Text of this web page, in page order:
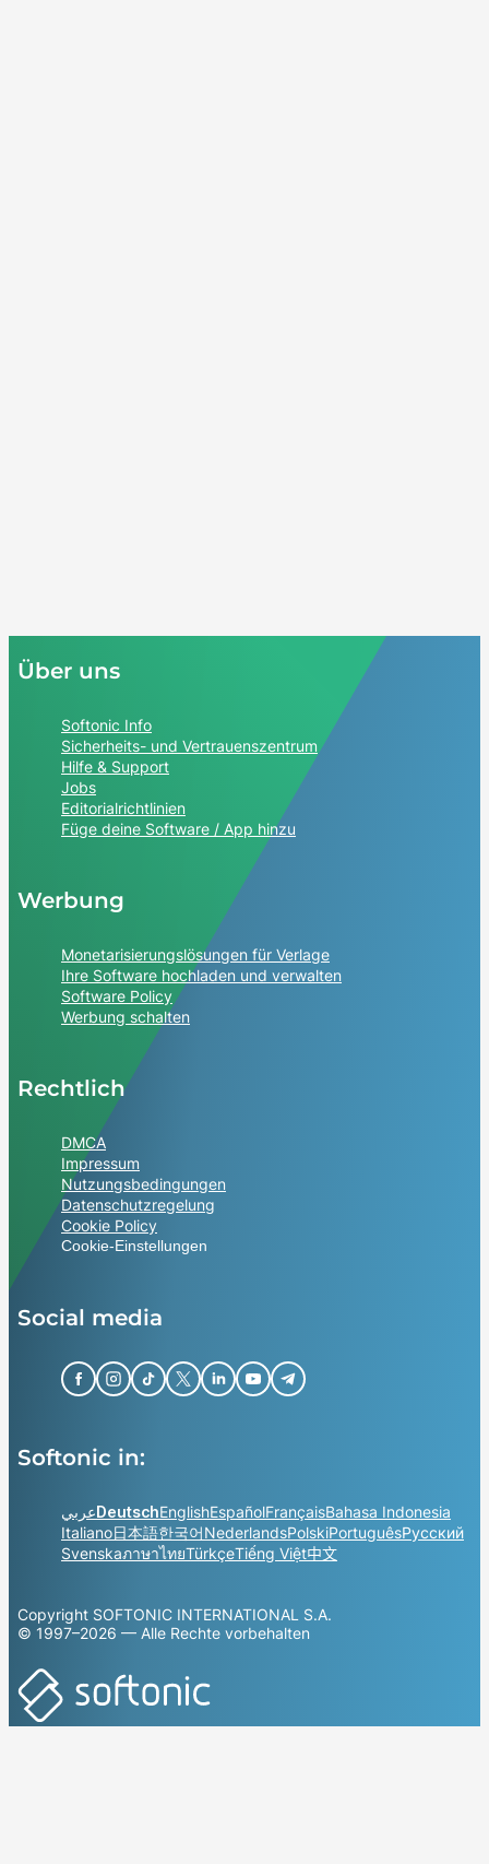
Über uns
Softonic Info
Sicherheits- und Vertrauenszentrum
Hilfe & Support
Jobs
Editorialrichtlinien
Füge deine Software / App hinzu
Werbung
Monetarisierungslösungen für Verlage
Ihre Software hochladen und verwalten
Software Policy
Werbung schalten
Rechtlich
DMCA
Impressum
Nutzungsbedingungen
Datenschutzregelung
Cookie Policy
Cookie-Einstellungen
Social media
Softonic in:
عربيDeutschEnglishEspañolFrançaisBahasa Indonesia
Italiano日本語한국어NederlandsPolskiPortuguêsРусский
SvenskaภาษาไทยTürkçeTiếng Việt中文
Copyright SOFTONIC INTERNATIONAL S.A.
© 1997–2026 — Alle Rechte vorbehalten